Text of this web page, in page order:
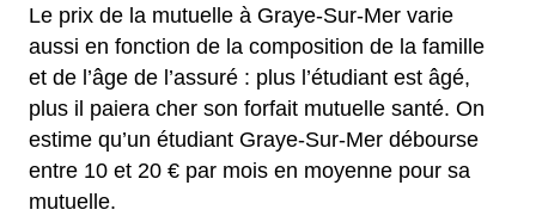
Le prix de la mutuelle à Graye-Sur-Mer varie
aussi en fonction de la composition de la famille
et de l’âge de l’assuré : plus l’étudiant est âgé,
plus il paiera cher son forfait mutuelle santé. On
estime qu’un étudiant Graye-Sur-Mer débourse
entre 10 et 20 € par mois en moyenne pour sa
mutuelle.